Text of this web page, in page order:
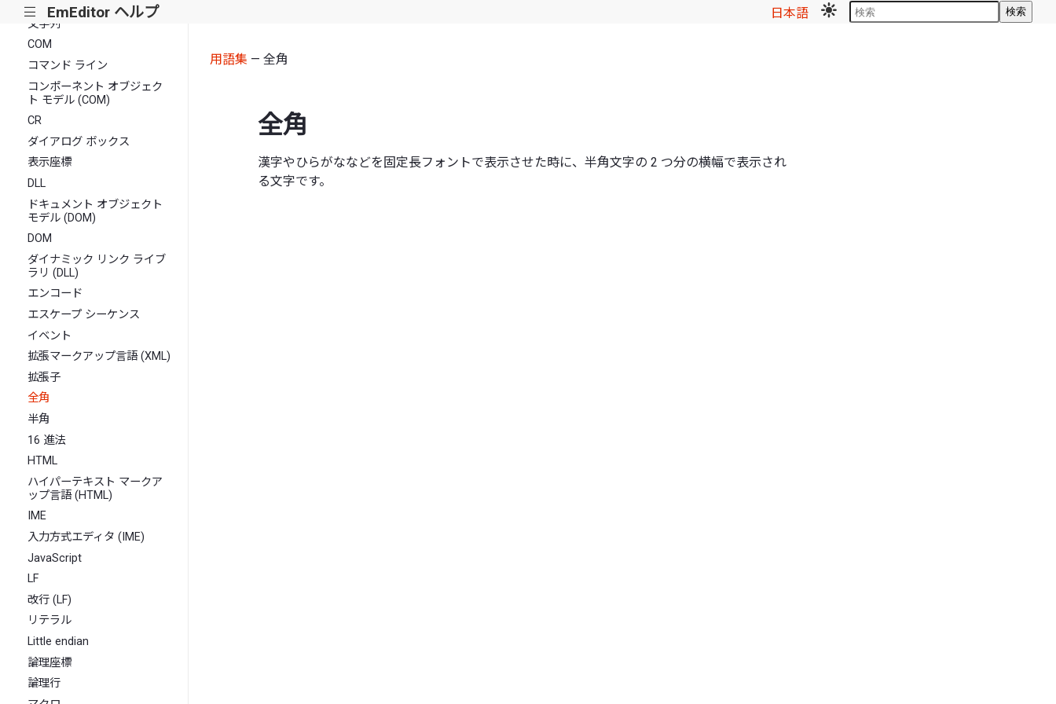
||| EmEditor ヘルプ 日本語 検索
文字列
COM
コマンド ライン
コンポーネント オブジェク
ト モデル (COM)
CR
ダイアログ ボックス
表示座標
DLL
ドキュメント オブジェクト
モデル (DOM)
DOM
ダイナミック リンク ライブ
ラリ (DLL)
エンコード
エスケープ シーケンス
イベント
拡張マークアップ言語 (XML)
拡張子
全角
半角
16 進法
HTML
ハイパーテキスト マークア
ップ言語 (HTML)
IME
入力方式エディタ (IME)
JavaScript
LF
改行 (LF)
リテラル
Little endian
論理座標
論理行
用語集 — 全角
全角
漢字やひらがななどを固定長フォントで表示させた時に、半角文字の 2 つ分の横幅で表示され
る文字です。